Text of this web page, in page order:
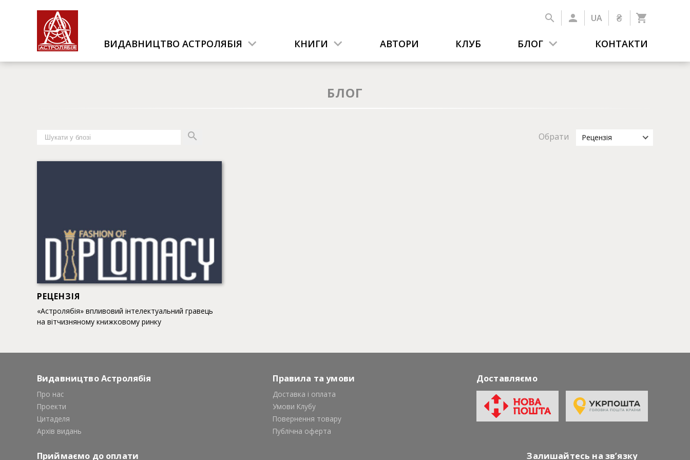
UA ₴
ВИДАВНИЦТВО АСТРОЛЯБІЯ КНИГИ АВТОРИ КЛУБ БЛОГ КОНТАКТИ
БЛОГ
Обрати
Рецензія
РЕЦЕНЗІЯ
«Астролябія» впливовий інтелектуальний гравець
на вітчизняному книжковому ринку
Видавництво Астролябія
Про нас
Проекти
Цитаделя
Архів видань
Правила та умови
Доставка і оплата
Умови Клубу
Повернення товару
Публічна оферта
Доставляємо
Приймаємо до оплати Залишайтесь на зв’язку